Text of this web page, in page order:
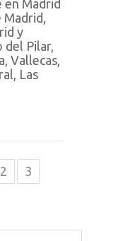
en Madrid
y
Pilar,
Vallecas,
Las
2
3